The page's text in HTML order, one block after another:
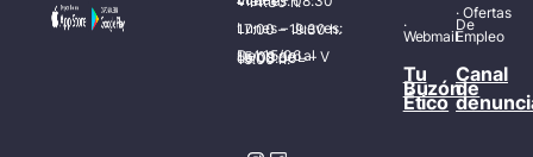
Lunes – Jueves: 17:00 – 19:30 h.
Del 15/06 al 15/09 de L – V de 08:00 – 15:00 h.
·
Webmail
·Ofertas
De
Empleo
Tu
Buzón
Ético
Canal
de